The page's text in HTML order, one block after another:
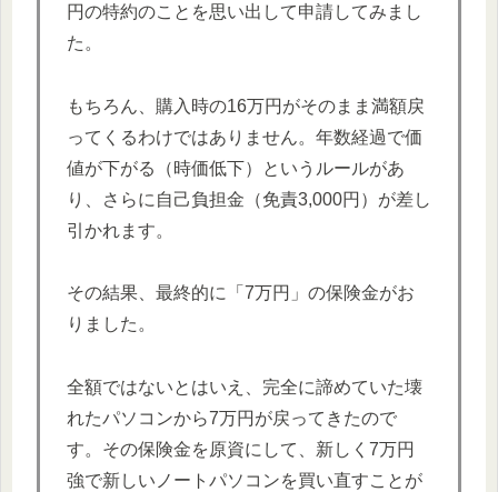
円の特約のことを思い出して申請してみまし
た。
もちろん、購入時の16万円がそのまま満額戻
ってくるわけではありません。年数経過で価
値が下がる（時価低下）というルールがあ
り、さらに自己負担金（免責3,000円）が差し
引かれます。
その結果、最終的に「7万円」の保険金がお
りました。
全額ではないとはいえ、完全に諦めていた壊
れたパソコンから7万円が戻ってきたので
す。その保険金を原資にして、新しく7万円
強で新しいノートパソコンを買い直すことが